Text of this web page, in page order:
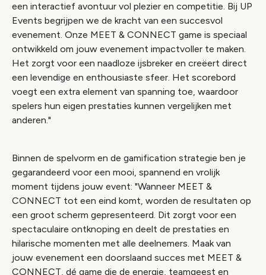
een interactief avontuur vol plezier en competitie. Bij UP
Events begrijpen we de kracht van een succesvol
evenement. Onze MEET & CONNECT game is speciaal
ontwikkeld om jouw evenement impactvoller te maken.
Het zorgt voor een naadloze ijsbreker en creëert direct
een levendige en enthousiaste sfeer. Het scorebord
voegt een extra element van spanning toe, waardoor
spelers hun eigen prestaties kunnen vergelijken met
anderen."
Binnen de spelvorm en de gamification strategie ben je
gegarandeerd voor een mooi, spannend en vrolijk
moment tijdens jouw event: "Wanneer MEET &
CONNECT tot een eind komt, worden de resultaten op
een groot scherm gepresenteerd. Dit zorgt voor een
spectaculaire ontknoping en deelt de prestaties en
hilarische momenten met alle deelnemers. Maak van
jouw evenement een doorslaand succes met MEET &
CONNECT, dé game die de energie, teamgeest en